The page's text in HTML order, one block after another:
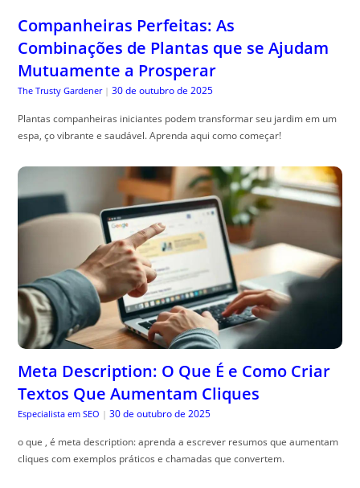
Companheiras Perfeitas: As
Combinações de Plantas que se Ajudam
Mutuamente a Prosperar
The Trusty Gardener | 30 de outubro de 2025
Plantas companheiras iniciantes podem transformar seu jardim em um
espa, ço vibrante e saudável. Aprenda aqui como começar!
Meta Description: O Que É e Como Criar
Textos Que Aumentam Cliques
Especialista em SEO | 30 de outubro de 2025
o que , é meta description: aprenda a escrever resumos que aumentam
cliques com exemplos práticos e chamadas que convertem.